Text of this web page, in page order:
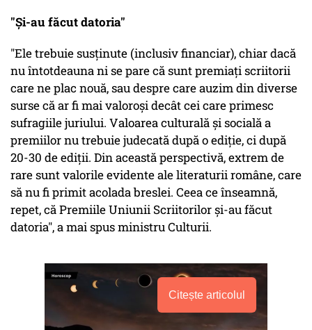
"Și-au făcut datoria"
"Ele trebuie susținute (inclusiv financiar), chiar dacă
nu întotdeauna ni se pare că sunt premiați scriitorii
care ne plac nouă, sau despre care auzim din diverse
surse că ar fi mai valoroși decât cei care primesc
sufragiile juriului. Valoarea culturală și socială a
premiilor nu trebuie judecată după o ediție, ci după
20-30 de ediții. Din această perspectivă, extrem de
rare sunt valorile evidente ale literaturii române, care
să nu fi primit acolada breslei. Ceea ce înseamnă,
repet, că Premiile Uniunii Scriitorilor și-au făcut
datoria", a mai spus ministru Culturii.
Citește articolul